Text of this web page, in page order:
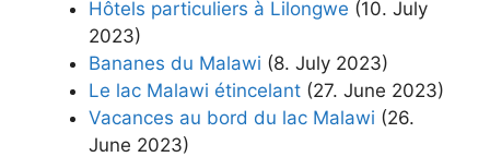
Hôtels particuliers à Lilongwe (10. July
2023)
Bananes du Malawi (8. July 2023)
Le lac Malawi étincelant (27. June 2023)
Vacances au bord du lac Malawi (26.
June 2023)